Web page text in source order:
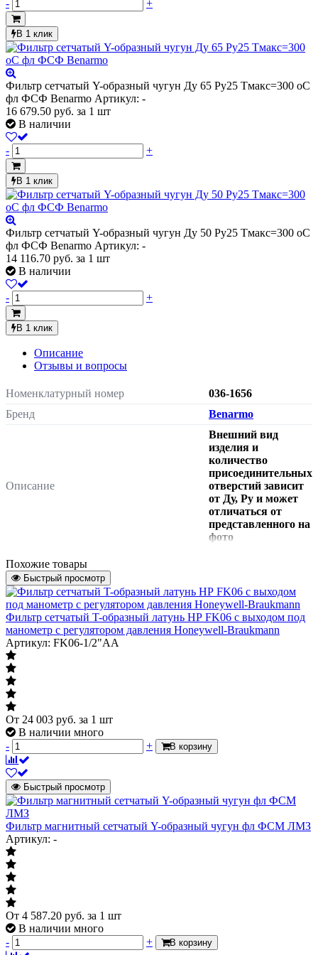
- +
В 1 клик
Фильтр сетчатый Y-образный чугун Ду 65 Ру25 Тмакс=300 oC
фл ФСФ Benarmo Артикул: -
16 679.50 руб. за 1 шт
В наличии
- +
В 1 клик
Фильтр сетчатый Y-образный чугун Ду 50 Ру25 Тмакс=300 oC
фл ФСФ Benarmo Артикул: -
14 116.70 руб. за 1 шт
В наличии
- +
В 1 клик
Описание
Отзывы и вопросы
Номенклатурный номер
036-1656
Бренд
Benarmo
Описание
Внешний вид
изделия и
количество
присоединительных
отверстий зависит
от Ду, Pу и может
отличаться от
представленного на
фото
Инженерная система
Пожаротушение
Тип
сетчатый
Тип установки
Тип установки
Характеризует конструкцию фильтра
Модель
Модель
Характеризует модель или типовую
фигуру фильтра
ФСФ
Материал
Материал
Характеризует материал из которого
изготовлены основные корпусные
детали
чугун
Тип присоединения
Масса нетто
Страна происхождения
Диаметр
Похожие товары
Быстрый просмотр
Фильтр сетчатый T-образный латунь НР FK06 с выходом под
манометр с регулятором давления Honeywell-Braukmann
Артикул: FK06-1/2"AA
От 24 003 руб. за 1 шт
В наличии много
-
+ В корзину
Быстрый просмотр
Фильтр магнитный сетчатый Y-образный чугун фл ФСМ ЛМЗ
Артикул: -
От 4 587.20 руб. за 1 шт
В наличии много
-
+ В корзину